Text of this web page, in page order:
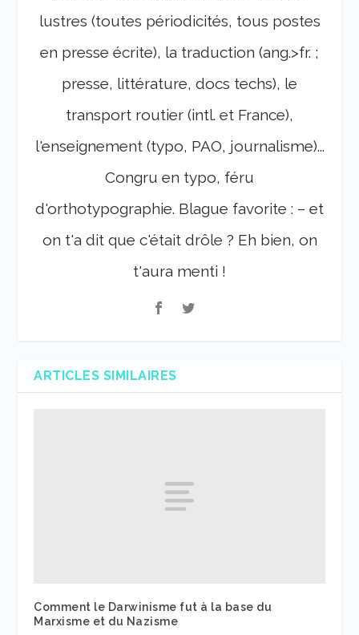
lustres (toutes périodicités, tous postes
en presse écrite), la traduction (ang.>fr. ;
presse, littérature, docs techs), le
transport routier (intl. et France),
l'enseignement (typo, PAO, journalisme)...
Congru en typo, féru
d'orthotypographie. Blague favorite : – et
on t'a dit que c'était drôle ? Eh bien, on
t'aura menti !
ARTICLES SIMILAIRES
Comment le Darwinisme fut à la base du
Marxisme et du Nazisme